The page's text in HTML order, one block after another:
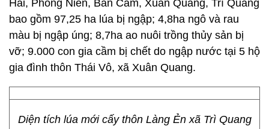
Hải, Phong Niên, Bản Cầm, Xuân Quang, Trì Quang
bao gồm 97,25 ha lúa bị ngập; 4,8ha ngô và rau
màu bị ngập úng; 8,7ha ao nuôi trồng thủy sản bị
vỡ; 9.000 con gia cầm bị chết do ngập nước tại 5 hộ
gia đình thôn Thái Vô, xã Xuân Quang.
Diện tích lúa mới cấy thôn Làng Ẻn xã Trì Quang